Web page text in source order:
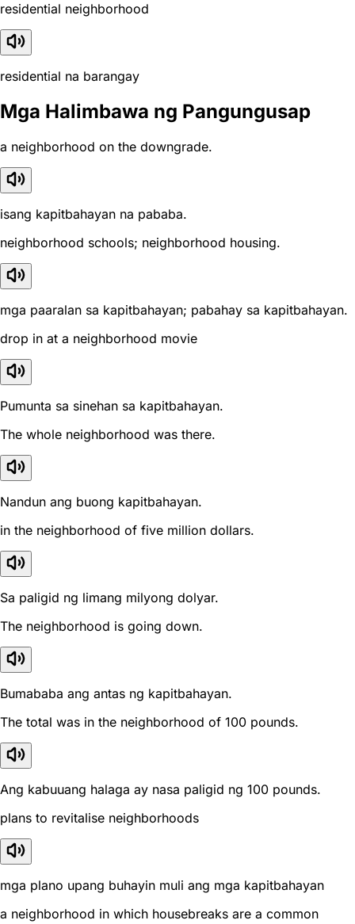
residential neighborhood
residential na barangay
Mga Halimbawa ng Pangungusap
a neighborhood on the downgrade.
isang kapitbahayan na pababa.
neighborhood schools; neighborhood housing.
mga paaralan sa kapitbahayan; pabahay sa kapitbahayan.
drop in at a neighborhood movie
Pumunta sa sinehan sa kapitbahayan.
The whole neighborhood was there.
Nandun ang buong kapitbahayan.
in the neighborhood of five million dollars.
Sa paligid ng limang milyong dolyar.
The neighborhood is going down.
Bumababa ang antas ng kapitbahayan.
The total was in the neighborhood of 100 pounds.
Ang kabuuang halaga ay nasa paligid ng 100 pounds.
plans to revitalise neighborhoods
mga plano upang buhayin muli ang mga kapitbahayan
a neighborhood in which housebreaks are a common